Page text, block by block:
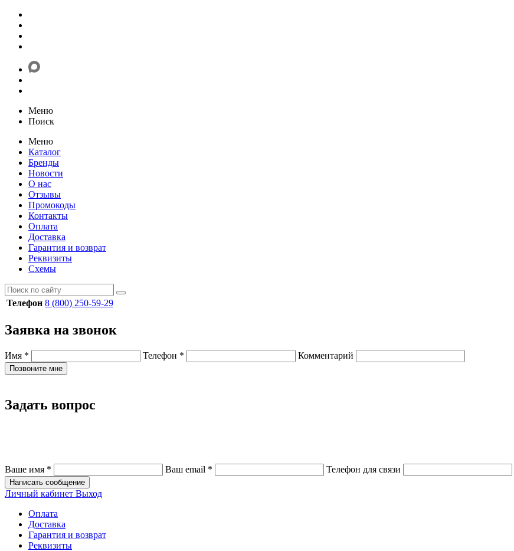
Меню
Поиск
Меню
Каталог
Бренды
Новости
О нас
Отзывы
Промокоды
Контакты
Оплата
Доставка
Гарантия и возврат
Реквизиты
Схемы
Телефон 8 (800) 250-59-29
Заявка на звонок
Имя * Телефон * Комментарий
Позвоните мне
Задать вопрос
Ваше имя * Ваш email * Телефон для связи
Написать сообщение
Личный кабинет Выход
Оплата
Доставка
Гарантия и возврат
Реквизиты